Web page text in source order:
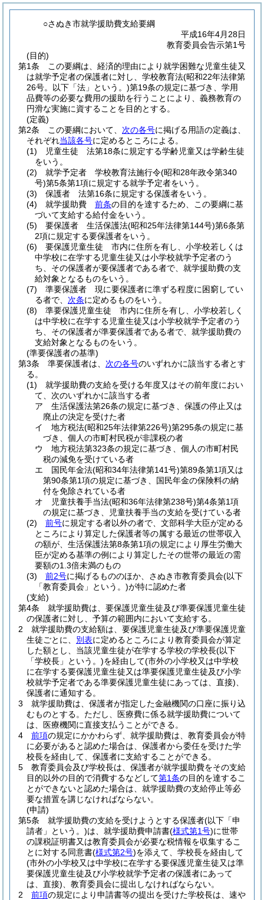
○さぬき市就学援助費支給要綱
平成16年4月28日
教育委員会告示第1号
(目的)
第1条
この要綱は、経済的理由により就学困難な児童生徒又
は就学予定者の保護者に対し、学校教育法(昭和22年法律第
26号。以下「法」という。)第19条の規定に基づき、学用
品費等の必要な費用の援助を行うことにより、義務教育の
円滑な実施に資することを目的とする。
(定義)
第2条
この要綱において、 次の各号に掲げる用語の定義は、
それぞれ当該各号に定めるところによる。
(1)
児童生徒 法第18条に規定する学齢児童又は学齢生徒
をいう。
(2)
就学予定者 学校教育法施行令(昭和28年政令第340
号)第5条第1項に規定する就学予定者をいう。
(3)
保護者 法第16条に規定する保護者をいう。
(4)
就学援助費 前条の目的を達するため、この要綱に基
づいて支給する給付金をいう。
(5)
要保護者 生活保護法(昭和25年法律第144号)第6条第
2項に規定する要保護者をいう。
(6)
要保護児童生徒 市内に住所を有し、小学校若しくは
中学校に在学する児童生徒又は小学校就学予定者のう
ち、その保護者が要保護者である者で、就学援助費の支
給対象となるものをいう。
(7)
準要保護者 現に要保護者に準ずる程度に困窮してい
る者で、 次条に定めるものをいう。
(8)
準要保護児童生徒 市内に住所を有し、小学校若しく
は中学校に在学する児童生徒又は小学校就学予定者のう
ち、その保護者が準要保護者である者で、就学援助費の
支給対象となるものをいう。
(準要保護者の基準)
第3条
準要保護者は、 次の各号のいずれかに該当する者とす
る。
(1)
就学援助費の支給を受ける年度又はその前年度におい
て、次のいずれかに該当する者
ア
生活保護法第26条の規定に基づき、保護の停止又は
廃止の決定を受けた者
イ
地方税法(昭和25年法律第226号)第295条の規定に基
づき、個人の市町村民税が非課税の者
ウ
地方税法第323条の規定に基づき、個人の市町村民
税の減免を受けている者
エ
国民年金法(昭和34年法律第141号)第89条第1項又は
第90条第1項の規定に基づき、国民年金の保険料の納
付を免除されている者
オ
児童扶養手当法(昭和36年法律第238号)第4条第1項
の規定に基づき、児童扶養手当の支給を受けている者
(2)
前号に規定する者以外の者で、文部科学大臣が定める
ところにより算定した保護者等の属する最近の世帯収入
の額が、生活保護法第8条第1項の規定により厚生労働大
臣が定める基準の例により算定したその世帯の最近の需
要額の1.3倍未満のもの
(3)
前2号に掲げるもののほか、さぬき市教育委員会(以下
「教育委員会」という。)が特に認めた者
(支給)
第4条
就学援助費は、要保護児童生徒及び準要保護児童生徒
の保護者に対し、予算の範囲内において支給する。
2
就学援助費の支給額は、要保護児童生徒及び準要保護児童
生徒ごとに、 別表に定めるところにより教育委員会が算定
した額とし、当該児童生徒が在学する学校の学校長(以下
「学校長」という。)を経由して(市外の小学校又は中学校
に在学する要保護児童生徒又は準要保護児童生徒及び小学
校就学予定者である準要保護児童生徒にあっては、直接)
保護者に通知する。
3
就学援助費は、保護者が指定した金融機関の口座に振り込
むものとする。 ただし、医療費に係る就学援助費について
は、医療機関に直接支払うことができる。
4
前項の規定にかかわらず、就学援助費は、教育委員会が特
に必要があると認めた場合は、保護者から委任を受けた学
校長を経由して、保護者に支給することができる。
5
教育委員会及び学校長は、保護者が就学援助費をその支給
目的以外の目的で消費するなどして第1条の目的を達するこ
とができないと認めた場合は、就学援助費の支給停止等必
要な措置を講じなければならない。
(申請)
第5条
就学援助費の支給を受けようとする保護者(以下「申
請者」という。)は、就学援助費申請書(様式第1号)に世帯
の課税証明書又は教育委員会が必要な税情報を収集するこ
とに対する同意書(様式第2号)を添えて、学校長を経由して
(市外の小学校又は中学校に在学する要保護児童生徒又は準
要保護児童生徒及び小学校就学予定者の保護者にあって
は、直接) 、教育委員会に提出しなければならない。
2
前項の規定により申請書等の提出を受けた学校長は、速や